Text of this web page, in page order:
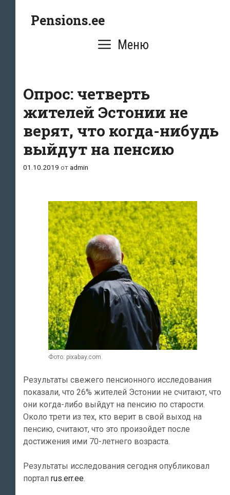
Pensions.ee
Меню
Опрос: четверть
жителей Эстонии не
верят, что когда-нибудь
выйдут на пенсию
01.10.2019 отadmin
Фото: pixabay.com.
Результаты свежего пенсионного исследования
показали, что 26% жителей Эстонии не считают, что
они когда-либо выйдут на пенсию по старости.
Около трети из тех, кто верит в свой выход на
пенсию, считают, что это произойдет после
достижения ими 70-летнего возраста.
Результаты исследования сегодня опубликовал
портал rus.err.ee.